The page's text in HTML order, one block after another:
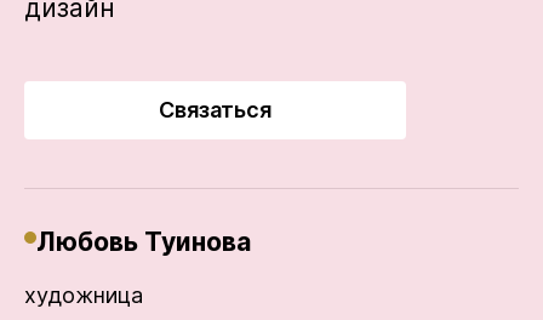
дизайн
Связаться
Любовь Туинова
художница